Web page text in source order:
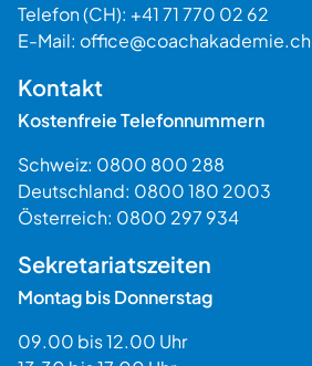
Telefon (CH): +41 71 770 02 62
E-Mail: office@coachakademie.ch
Kontakt
Kostenfreie Telefonnummern
Schweiz: 0800 800 288
Deutschland: 0800 180 2003
Österreich: 0800 297 934
Sekretariatszeiten
Montag bis Donnerstag
09.00 bis 12.00 Uhr